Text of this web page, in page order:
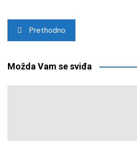
Navigacija
objava
Prethodno
Možda Vam se sviđa